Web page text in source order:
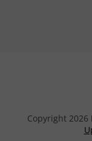
Copyright 2026